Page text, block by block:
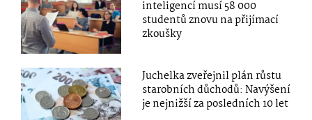
inteligencí musí 58 000
studentů znovu na přijímací
zkoušky
Juchelka zveřejnil plán růstu
starobních důchodů: Navýšení
je nejnižší za posledních 10 let